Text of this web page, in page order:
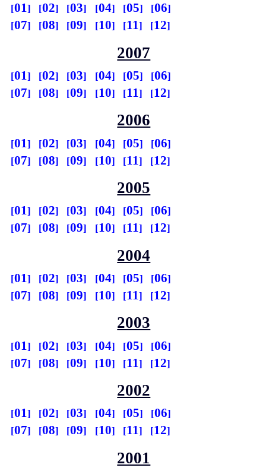
01 02 03 04 05
06
07
08 09 10 11 12
2007
01 02 03 04 05
06
07
08 09 10 11 12
2006
01 02 03 04 05
06
07
08 09 10 11 12
2005
01 02 03 04 05
06
07
08 09 10 11 12
2004
01 02 03 04 05
06
07
08 09 10 11 12
2003
01 02 03 04 05
06
07
08 09 10 11 12
2002
01 02 03 04 05
06
07
08 09 10 11 12
2001